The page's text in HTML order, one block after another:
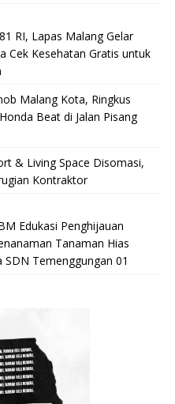
RI, Lapas Malang Gelar
Cek Kesehatan Gratis untuk
Malang Kota, Ringkus
Beat di Jalan Pisang
& Living Space Disomasi,
Kontraktor
Edukasi Penghijauan
Tanaman Hias
SDN Temenggungan 01